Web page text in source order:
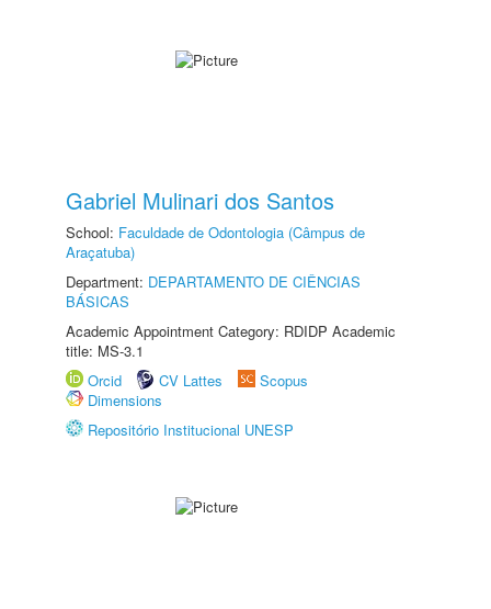
Gabriel Mulinari dos Santos
School: Faculdade de Odontologia (Câmpus de
Araçatuba)
Department: DEPARTAMENTO DE CIÊNCIAS
BÁSICAS
Academic Appointment Category: RDIDP Academic
title: MS-3.1
Orcid
CV Lattes
Scopus
Dimensions
Repositório Institucional UNESP